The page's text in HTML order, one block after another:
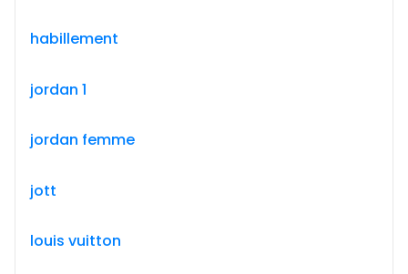
habillement
jordan 1
jordan femme
jott
louis vuitton